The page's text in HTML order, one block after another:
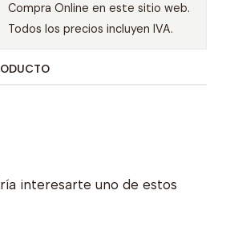
Compra Online en este sitio web.
Todos los precios incluyen IVA.
interesarte uno de estos